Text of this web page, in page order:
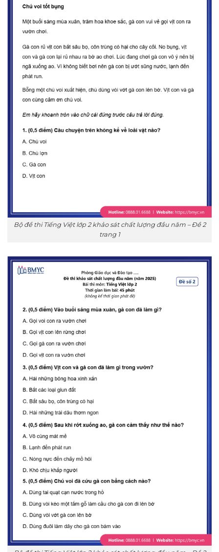
Bộ đề thi Tiếng Việt lớp 2 khảo sát chất lượng đầu năm – Đề 2
trang 1